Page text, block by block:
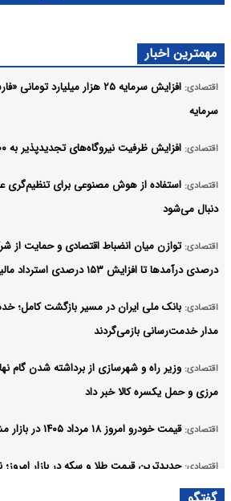
مهمترین اخبار
اقتصادی:
افزایش سرمایه ۲۵ هزار
سرمایه
اقتصادی: افزایش ظرفیت نیروگاه‌های تجدیدپذیر به ۵۸۰۰ مگاوات
اقتصادی: استفاده از هوش مصنوعی برای تنظیم‌گری
دنبال می‌شود
اقتصادی:
درصدی درآمدها تا افزایش ۱۵۳ درصدی استرداد مالیات
اقتصادی: بانک ملی ایران در مسیر بازگشت کامل؛
مدار خدمت‌رسانی بازمی‌گردند
اقتصادی: وزیر راه و شهرسازی از برداشته شدن گام
مرزی و حمل یکسره کالا خبر داد
اقتصادی: قیمت خودرو امروز ۱۸ مرداد ۱۴۰۵ در بازار مشخص شد
اقتصادی: جدیدترین قیمت طلا و سکه در بازار امروز؛ نوسانات ۱۸